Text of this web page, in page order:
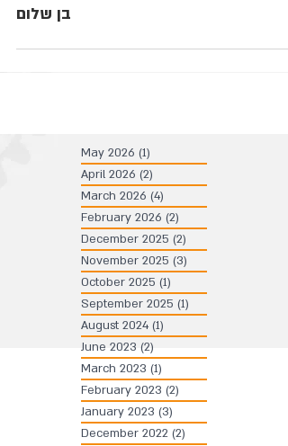
בן שלום
May 2026 (1)
April 2026 (2)
March 2026 (4)
February 2026 (2)
December 2025 (2)
November 2025 (3)
October 2025 (1)
September 2025 (1)
August 2024 (1)
June 2023 (2)
March 2023 (1)
February 2023 (2)
January 2023 (3)
December 2022 (2)